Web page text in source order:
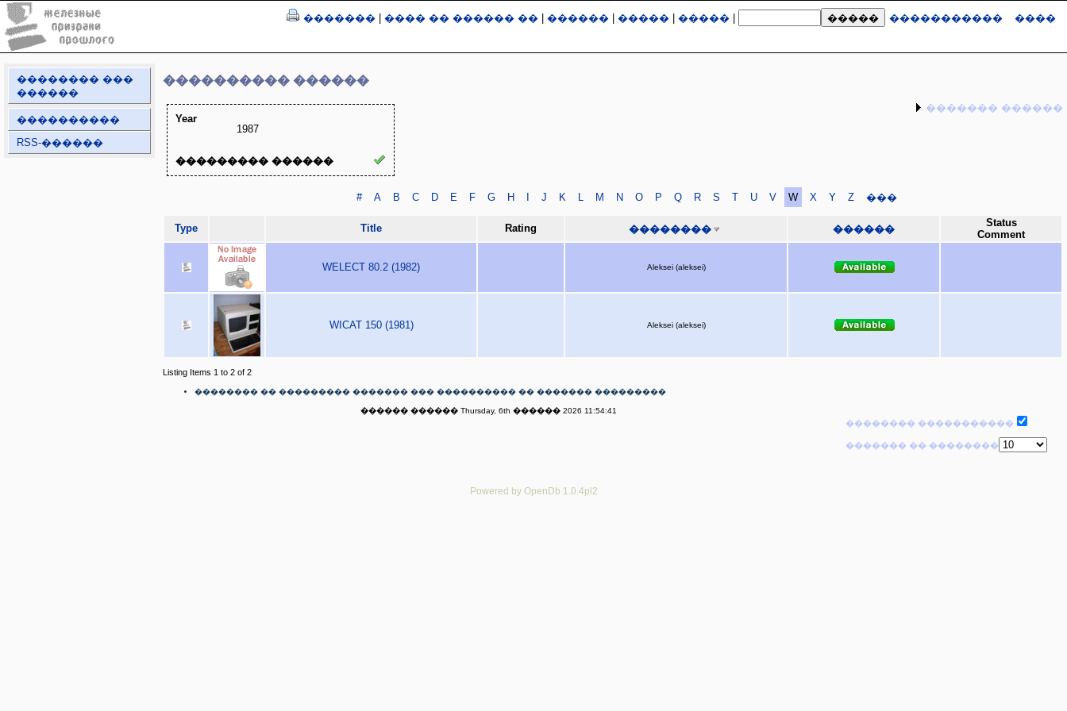
������� ���� �� ������ �� ������ ����� ����� ����������� ����
�������� ���
������
����������
RSS-������
���������� ������
Year
1987
��������� ������
������� ������
# A B C D E F G H I J K L M N O P Q R S T U V W X Y Z ���
Type Title Rating �������� ������
Status
Comment
WELECT 80.2 (1982) Aleksei (aleksei)
WICAT 150 (1981) Aleksei (aleksei)
Listing Items 1 to 2 of 2
�������� �� ��������� ������� ��� ���������� �� ������� ���������
�������� �����������
������� �� ��������
������ ������ Thursday, 6th ������ 2026 11:54:41
Powered by OpenDb 1.0.4pl2